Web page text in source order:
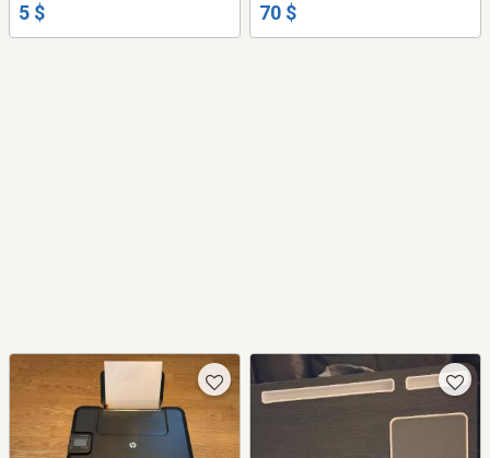
Clavier/Keyboard
5 $ 70 $